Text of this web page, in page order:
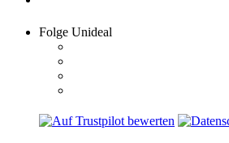
Folge Unideal